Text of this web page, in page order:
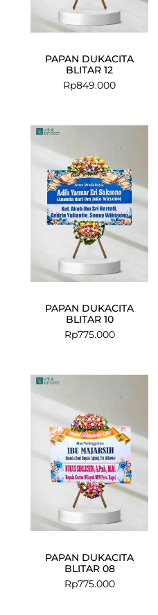
PAPAN DUKACITA
BLITAR 12
Rp849.000
PAPAN DUKACITA
BLITAR 10
Rp775.000
PAPAN DUKACITA
BLITAR 08
Rp775.000